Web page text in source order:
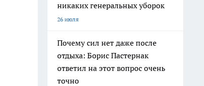
никаких генеральных уборок
26 июля
Почему сил нет даже после
отдыха: Борис Пастернак
ответил на этот вопрос очень
точно